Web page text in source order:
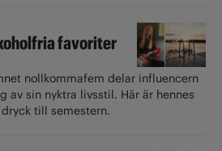
favoriter
nollkommafem delar influencern
av sin nyktra livsstil. Här är hennes
till semestern.